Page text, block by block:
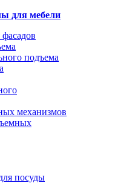
для мебели
подъема
механизмов